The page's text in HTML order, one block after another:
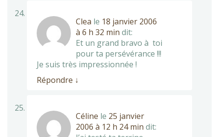
Clea le 18 janvier 2006
à 6 h 32 min dit:
Et un grand bravo à toi
pour ta persévérance !!!
Je suis très impressionnée !
Répondre ↓
Céline le 25 janvier
2006 à 12 h 24 min dit: